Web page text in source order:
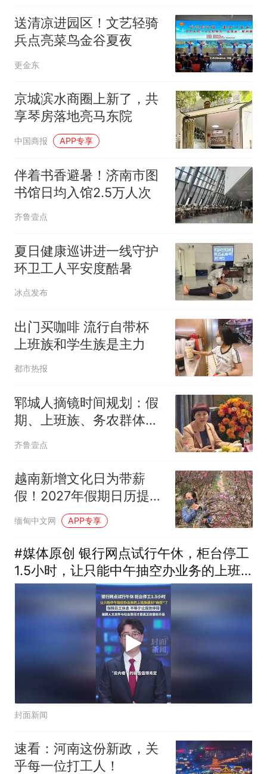
送清凉进园区！文艺轻骑
兵点亮菜鸟金谷夏夜
更金东
京城滨水商圈上新了，共
享琴房落地亮马东院
中国商报 APP专享
伴着书香避暑！济南市图
书馆日均入馆2.5万人次
齐鲁壹点
夏日健康巡讲进一线守护
环卫工人平安度酷暑
冰点发布
出门买咖啡 流行自带杯
上班族和学生族是主力
都市热报
郓城人摘镜时间规划：假
期、上班族、务农群体完
整指南
齐鲁壹点
越南新增文化日为带薪
假！2027年假期日历提前
公布，最长连休或达10天
缅甸中文网 APP专享
#媒体原创 银行网点试行午休，柜台停工
1.5小时，让只能中午抽空办业务的上班
族遇到“麻烦”了，兼顾人文关怀与社会责
任才是真正的服务升级
封面新闻
速看：河南这份新政，关
乎每一位打工人！